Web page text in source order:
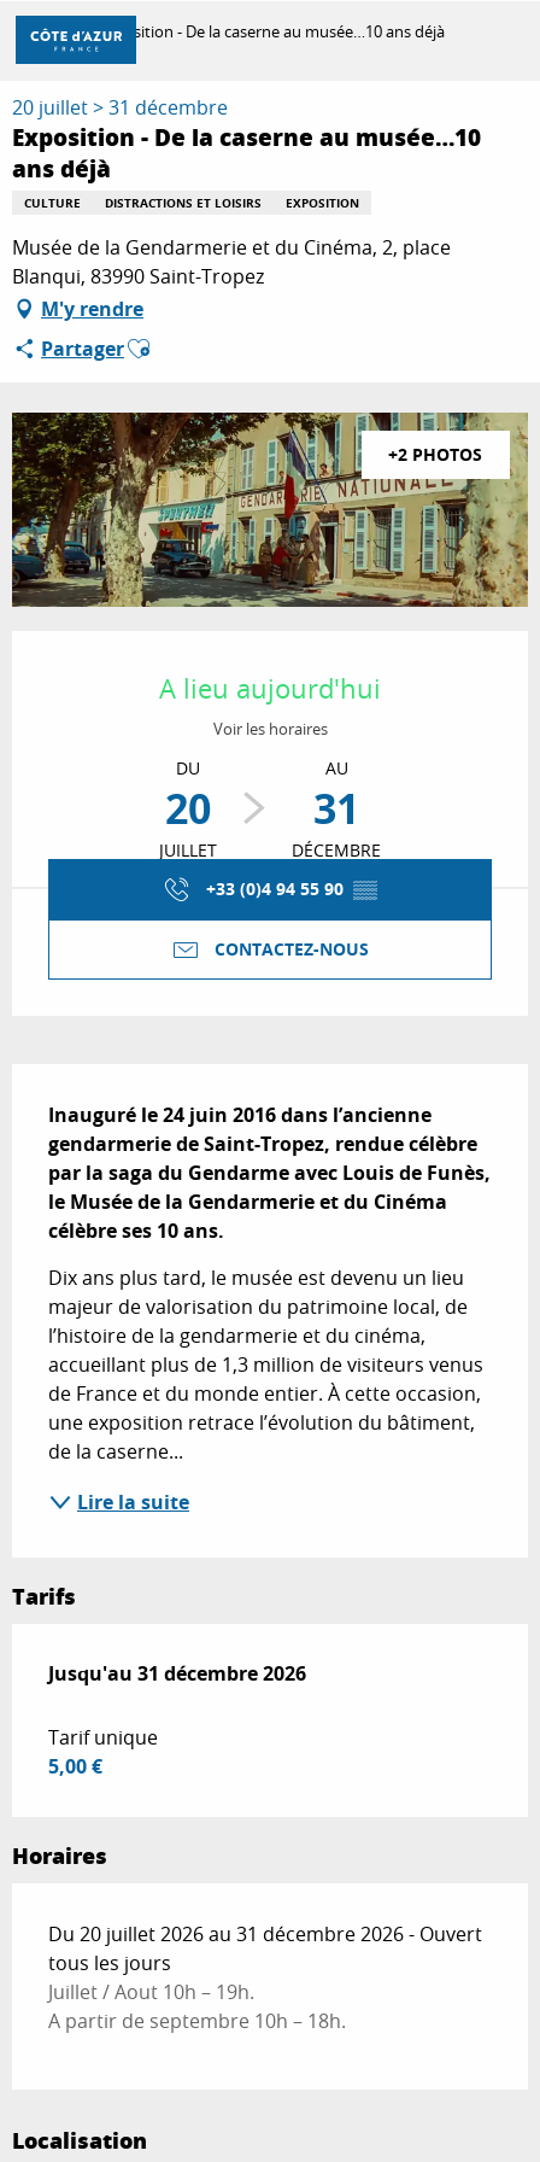
Aller
contenu
principal
DÉCOUVRIR
À FAIRE
SÉJOURNER
Accueil Exposition - De la caserne au musée…10 ans déjà
20 juillet > 31 décembre
Exposition - De la caserne au musée…10
ans déjà
CULTURE DISTRACTIONS ET LOISIRS EXPOSITION
Musée de la Gendarmerie et du Cinéma, 2, place
Blanqui, 83990 Saint-Tropez
M'y rendre
PartagerAjouter aux favoris
+2 PHOTOS
A lieu aujourd'hui
Voir les horaires
DU
20
JUILLET
AU
31
DÉCEMBRE
+33 (0)4 94 55 90 ▒▒
CONTACTEZ-NOUS
Inauguré le 24 juin 2016 dans l’ancienne
gendarmerie de Saint-Tropez, rendue célèbre
par la saga du Gendarme avec Louis de Funès,
le Musée de la Gendarmerie et du Cinéma
célèbre ses 10 ans.
Dix ans plus tard, le musée est devenu un lieu
majeur de valorisation du patrimoine local, de
l’histoire de la gendarmerie et du cinéma,
accueillant plus de 1,3 million de visiteurs venus
de France et du monde entier. À cette occasion,
une exposition retrace l’évolution du bâtiment,
de la caserne...
Lire la suite
Tarifs
Du20 juillet 2026au31 décembre 2026
Jusqu'au 31 décembre 2026
Tarif unique
5,00 €
Horaires
Du 20 juillet 2026 au 31 décembre 2026 - Ouvert
tous les jours
Juillet / Aout 10h – 19h.
A partir de septembre 10h – 18h.
Localisation